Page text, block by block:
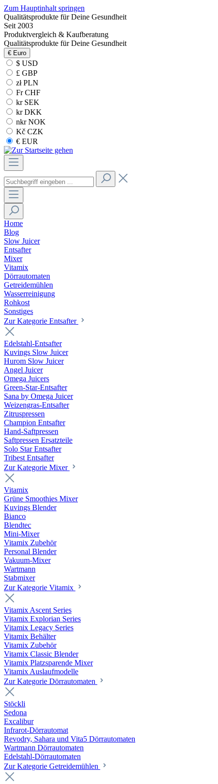
Zum Hauptinhalt springen
Qualitätsprodukte für Deine Gesundheit
Seit 2003
Produktvergleich & Kaufberatung
Qualitätsprodukte für Deine Gesundheit
€ Euro
$ USD
£ GBP
zł PLN
Fr CHF
kr SEK
kr DKK
nkr NOK
Kč CZK
€ EUR
Home
Blog
Slow Juicer
Entsafter
Mixer
Vitamix
Dörrautomaten
Getreidemühlen
Wasserreinigung
Rohkost
Sonstiges
Zur Kategorie Entsafter
Edelstahl-Entsafter
Kuvings Slow Juicer
Hurom Slow Juicer
Angel Juicer
Omega Juicers
Green-Star-Entsafter
Sana by Omega Juicer
Weizengras-Entsafter
Zitruspressen
Champion Entsafter
Hand-Saftpressen
Saftpressen Ersatzteile
Solo Star Entsafter
Tribest Entsafter
Zur Kategorie Mixer
Vitamix
Grüne Smoothies Mixer
Kuvings Blender
Bianco
Blendtec
Mini-Mixer
Vitamix Zubehör
Personal Blender
Vakuum-Mixer
Wartmann
Stabmixer
Zur Kategorie Vitamix
Vitamix Ascent Series
Vitamix Explorian Series
Vitamix Legacy Series
Vitamix Behälter
Vitamix Zubehör
Vitamix Classic Blender
Vitamix Platzsparende Mixer
Vitamix Auslaufmodelle
Zur Kategorie Dörrautomaten
Stöckli
Sedona
Excalibur
Infrarot-Dörrautomat
Revodry, Sahara und Vita5 Dörrautomaten
Wartmann Dörrautomaten
Edelstahl-Dörrautomaten
Zur Kategorie Getreidemühlen